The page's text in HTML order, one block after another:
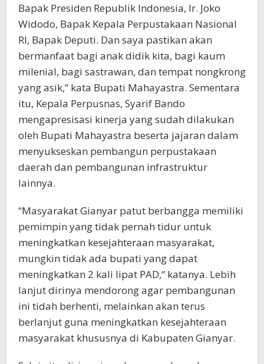
Bapak Presiden Republik Indonesia, Ir. Joko
Widodo, Bapak Kepala Perpustakaan Nasional
RI, Bapak Deputi. Dan saya pastikan akan
bermanfaat bagi anak didik kita, bagi kaum
milenial, bagi sastrawan, dan tempat nongkrong
yang asik,” kata Bupati Mahayastra. Sementara
itu, Kepala Perpusnas, Syarif Bando
mengapresisasi kinerja yang sudah dilakukan
oleh Bupati Mahayastra beserta jajaran dalam
menyukseskan pembangun perpustakaan
daerah dan pembangunan infrastruktur
lainnya.
“Masyarakat Gianyar patut berbangga memiliki
pemimpin yang tidak pernah tidur untuk
meningkatkan kesejahteraan masyarakat,
mungkin tidak ada bupati yang dapat
meningkatkan 2 kali lipat PAD,“ katanya. Lebih
lanjut dirinya mendorong agar pembangunan
ini tidah berhenti, melainkan akan terus
berlanjut guna meningkatkan kesejahteraan
masyarakat khususnya di Kabupaten Gianyar.